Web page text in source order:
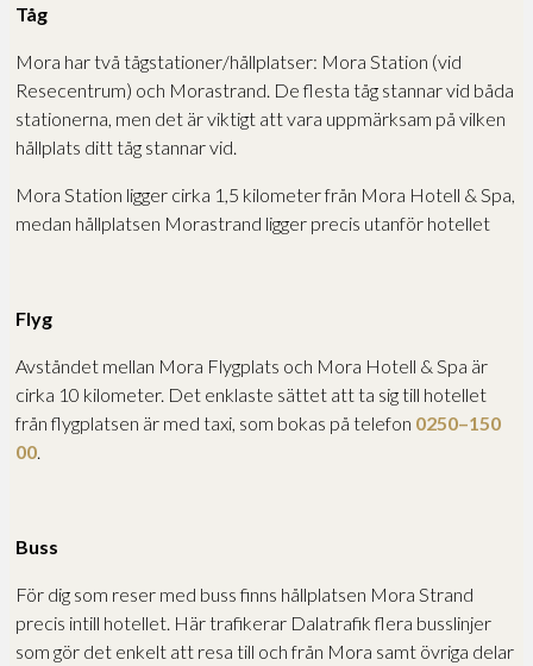
Tåg
Mora har två tågstationer/hållplatser: Mora Station (vid
Resecentrum) och Morastrand. De flesta tåg stannar vid båda
stationerna, men det är viktigt att vara uppmärksam på vilken
hållplats ditt tåg stannar vid.
Mora Station ligger cirka 1,5 kilometer från Mora Hotell & Spa,
medan hållplatsen Morastrand ligger precis utanför hotellet
Flyg
Avståndet mellan Mora Flygplats och Mora Hotell & Spa är
cirka 10 kilometer. Det enklaste sättet att ta sig till hotellet
från flygplatsen är med taxi, som bokas på telefon 0250–150
00.
Buss
För dig som reser med buss finns hållplatsen Mora Strand
precis intill hotellet. Här trafikerar Dalatrafik flera busslinjer
som gör det enkelt att resa till och från Mora samt övriga delar